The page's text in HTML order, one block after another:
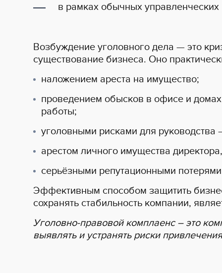
в рамках обычных
Возбуждение уголовного дела — это
существование бизнеса. Оно
наложением ареста на имущество;
проведением обысков в офисе и
работы;
уголовными рисками для руководства
арестом личного имущества
серьёзными репутационными
Эффективным способом защитить
сохранять стабильность компании,
Уголовно-правовой комплаенс – это
выявлять и устранять риски